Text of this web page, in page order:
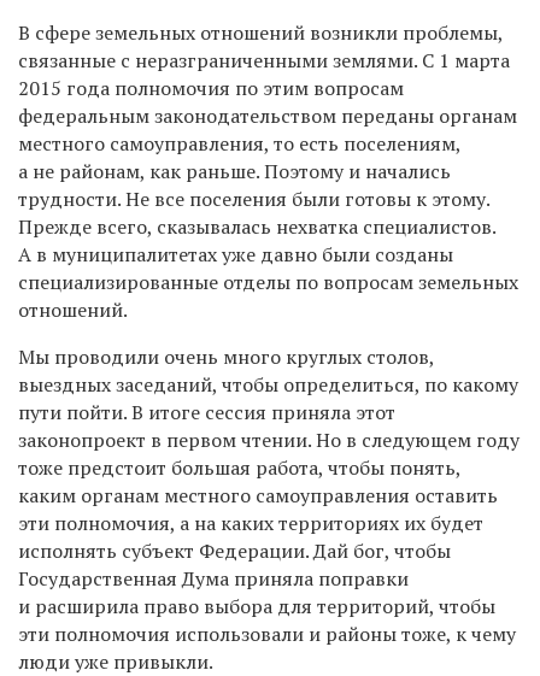
В сфере земельных отношений возникли проблемы,
связанные с неразграниченными землями. С 1 марта
2015 года полномочия по этим вопросам
федеральным законодательством переданы органам
местного самоуправления, то есть поселениям,
а не районам, как раньше. Поэтому и начались
трудности. Не все поселения были готовы к этому.
Прежде всего, сказывалась нехватка специалистов.
А в муниципалитетах уже давно были созданы
специализированные отделы по вопросам земельных
отношений.
Мы проводили очень много круглых столов,
выездных заседаний, чтобы определиться, по какому
пути пойти. В итоге сессия приняла этот
законопроект в первом чтении. Но в следующем году
тоже предстоит большая работа, чтобы понять,
каким органам местного самоуправления оставить
эти полномочия, а на каких территориях их будет
исполнять субъект Федерации. Дай бог, чтобы
Государственная Дума приняла поправки
и расширила право выбора для территорий, чтобы
эти полномочия использовали и районы тоже, к чему
люди уже привыкли.